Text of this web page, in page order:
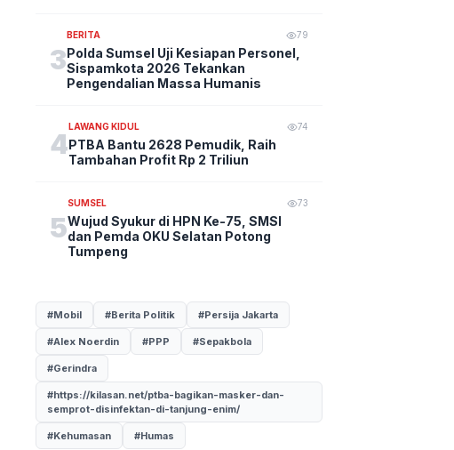
3
BERITA 79
Polda Sumsel Uji Kesiapan Personel,
Sispamkota 2026 Tekankan
Pengendalian Massa Humanis
4
LAWANG KIDUL 74
PTBA Bantu 2628 Pemudik, Raih
Tambahan Profit Rp 2 Triliun
5
SUMSEL 73
Wujud Syukur di HPN Ke-75, SMSI
dan Pemda OKU Selatan Potong
Tumpeng
#Mobil #Berita Politik #Persija Jakarta
#Alex Noerdin #PPP #Sepakbola
#Gerindra
#https://kilasan.net/ptba-bagikan-masker-dan-
semprot-disinfektan-di-tanjung-enim/
#Kehumasan #Humas